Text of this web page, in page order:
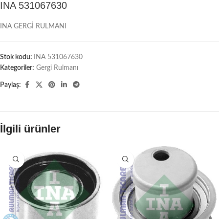
INA 531067630
INA GERGİ RULMANI
Stok kodu:
INA 531067630
Kategoriler: Gergi Rulmanı
Paylaş:
İlgili ürünler